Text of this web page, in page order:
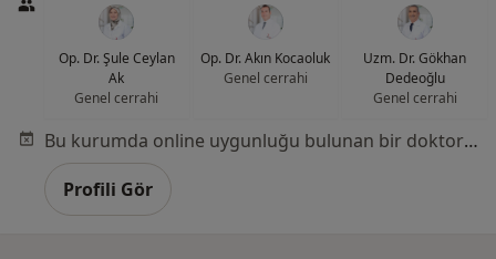
Op. Dr. Şule Ceylan
Ak
Genel cerrahi
Op. Dr. Akın Kocaoluk
Genel cerrahi
Uzm. Dr. Gökhan
Dedeoğlu
Genel cerrahi
Bu kurumda online uygunluğu bulunan bir doktor veya uzman bulunamadı
Profili Gör